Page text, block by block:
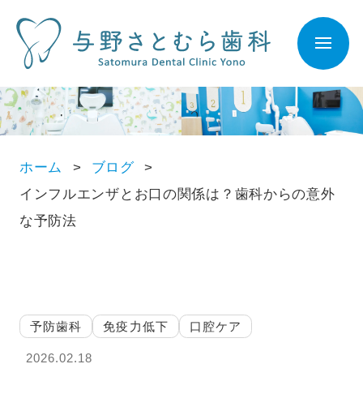
ホーム
ブログ
インフルエンザとお口の関係は？歯科からの意外
な予防法
予防歯科 免疫力低下 口腔ケア
2026.02.18